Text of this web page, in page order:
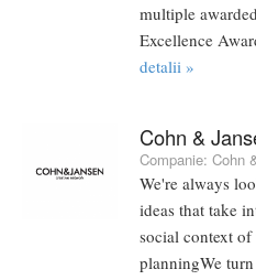
multiple
Excellence
detalii »
Cohn &
Companie: Cohn
We're always
ideas that take
social context
planningWe